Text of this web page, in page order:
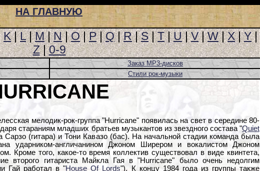
НА ГЛАВНУЮ
K|L|M|N|O|P|Q|R|S|T|U|V|W|X|Y|
Z|0-9
Заказ MP3-дисков
Стили рок-музыки
мелодик-рок-группа "Hurricane" появилась на свет в середине 80-
стараниям младших братьев музыкантов из звездного состава "Quiet
Сарзо (гитара) и Тони Кавазо (бас). На начальной стадии команда была
ударником-англичанином Джоном Ширером и вокалистом Джоном
Кроме того, какое-то время коллектив существовал в виде квинтета,
второго гитариста Майкла Гая в "Hurricane" было очень недолгим
Гай работал в "House Of Lords"). К концу 1984 года из группы также